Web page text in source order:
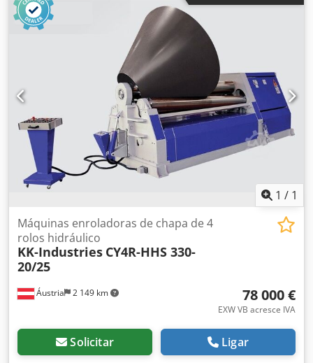
fácil remoção de material - Visor digital para a posição
inferior e lateral do rolo - Alimentação hidráulica - Os
cilindros superiores e inferiores são accionados
hidraulicamente e por caixa de velocidades - Os
movimentos verticais do rolo inferior são accionados
hidraulicamente - Painel de controlo móvel - Em
conformidade com as normas CE Opções: - velocidade de
rotação variável EURO 4.681,-- - Tabela de alimentação de
material EURO 3.400,-- - refrigerador de óleo EURO 1.040,--
- Apoio ao centro EURO 13.600... - Apoio lateral EURO 9.200
- Extractor automático de material - SPS-control - Controlo
CNC - Sistema de carregamento automático de material -
Rolo superior permutável - Sistema ajustável de suporte
do rolo inferior (para requisitos especiais do cliente)
Temos muitas referências!
1 / 1
Áustria 2 149 km
Máquinas enroladoras de chapa de 4
rolos hidráulico
KK-Industries CY4R-HHS 330-
20/25
78 000 €
EXW VB acresce IVA
Solicitar Ligar